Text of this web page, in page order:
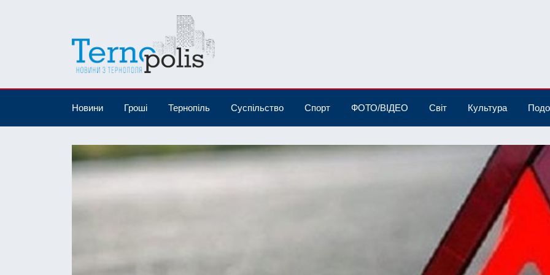
Новини Гроші Тернопіль Суспільство Спорт ФОТО/ВІДЕО Світ Культура